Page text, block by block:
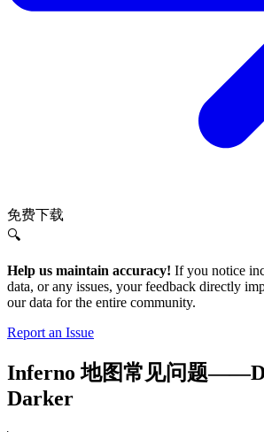
免费下载
🔍
Help us maintain accuracy! If you notice
data, or any issues, your feedback directly
our data for the entire community.
Report an Issue
Inferno 地图常见问题
Darker